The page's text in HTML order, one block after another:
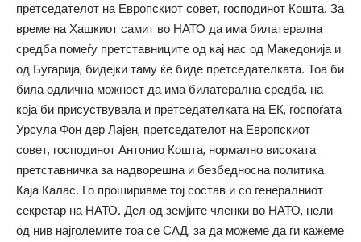
претседателот на Европскиот совет, господинот Кошта. За
време на Хашкиот самит во НАТО да има билатерална
средба помеѓу претставниците од кај нас од Македонија и
од Бугарија, бидејќи таму ќе биде претседателката. Тоа би
била одлична можност да има билатерална средба, на
која би присуствувала и претседателката на ЕК, госпоѓата
Урсула Фон дер Лајен, претседателот на Европскиот
совет, господинот Антонио Кошта, нормално високата
претставничка за надворешна и безбедносна политика
Каја Калас. Го проширивме тој состав и со генералниот
секретар на НАТО. Дел од земјите членки во НАТО, нели
од нив најголемите тоа се САД, за да можеме да ги кажеме